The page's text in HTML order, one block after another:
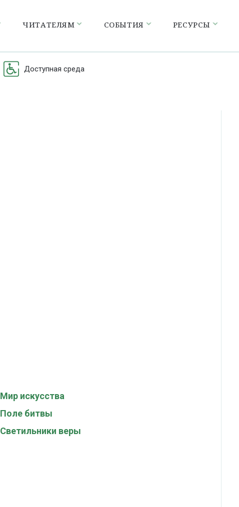
ЧИТАТЕЛЯМ СОБЫТИЯ РЕСУРСЫ
Доступная среда
Мир искусства
Поле битвы
Светильники веры